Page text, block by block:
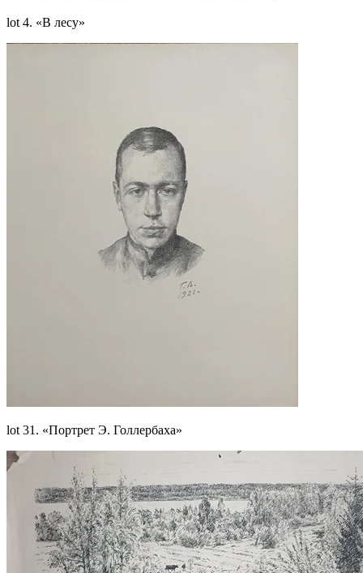
lot 4. «В лесу»
lot 31. «Портрет Э. Голлербаха»